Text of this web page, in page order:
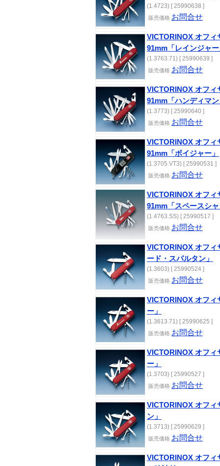
(1.4723) [ 25990638 ]
販売価格 お問合せ
VICTORINOX オフィ
91mm「レインジャ
(1.3763.71) [ 25990639 ]
販売価格 お問合せ
VICTORINOX オフィ
91mm「ハンディマ
(1.3773) [ 25990640 ]
販売価格 お問合せ
VICTORINOX オフィ
91mm「ボイジャー」
(1.3705.VT3) [ 25990531 ]
販売価格 お問合せ
VICTORINOX オフィ
91mm「スペースシ
(1.4763.SS) [ 25990517 ]
販売価格 お問合せ
VICTORINOX オフィ
ード・スパルタン」
(1.3603) [ 25990524 ]
販売価格 お問合せ
VICTORINOX オフィ
ー」
(1.3613.71) [ 25990625 ]
販売価格 お問合せ
VICTORINOX オフィ
ー」
(1.3703) [ 25990527 ]
販売価格 お問合せ
VICTORINOX オフィ
ン」
(1.3713) [ 25990629 ]
販売価格 お問合せ
VICTORINOX オフィ